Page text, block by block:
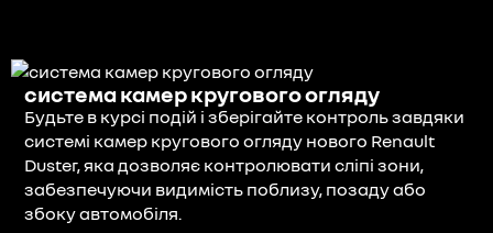
система камер кругового огляду
Будьте в курсі подій і зберігайте контроль завдяки
системі камер кругового огляду нового Renault
Duster, яка дозволяє контролювати сліпі зони,
забезпечуючи видимість поблизу, позаду або
збоку автомобіля.